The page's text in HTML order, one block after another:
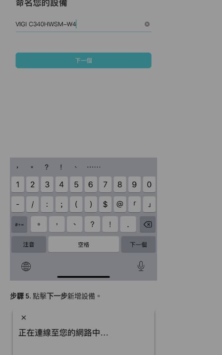
步驟 5. 點擊下一步新增設備。